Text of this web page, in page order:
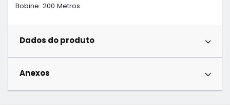
Bobine: 200 Metros
Dados do produto
Anexos